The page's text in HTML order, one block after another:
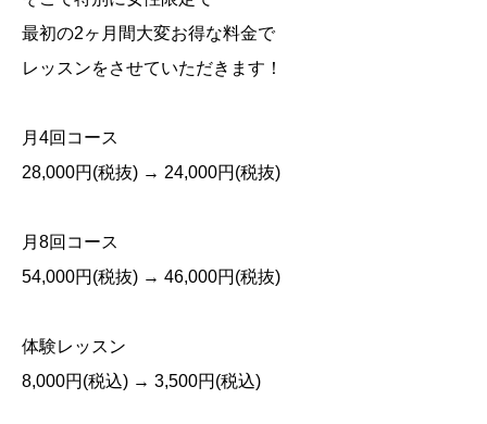
最初の2ヶ月間大変お得な料金で
レッスンをさせていただきます！
月 4回コース
28,000円 (税抜) → 24,000円 (税抜)
月 8回コース
54,000円 (税抜) → 46,000円 (税抜)
体験レッスン
8,000円 (税込) → 3,500円 (税込)